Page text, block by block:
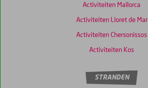
Activiteiten Mallorca
Activiteiten Lloret de Mar
Activiteiten Chersonissos
Activiteiten Kos
STRANDEN